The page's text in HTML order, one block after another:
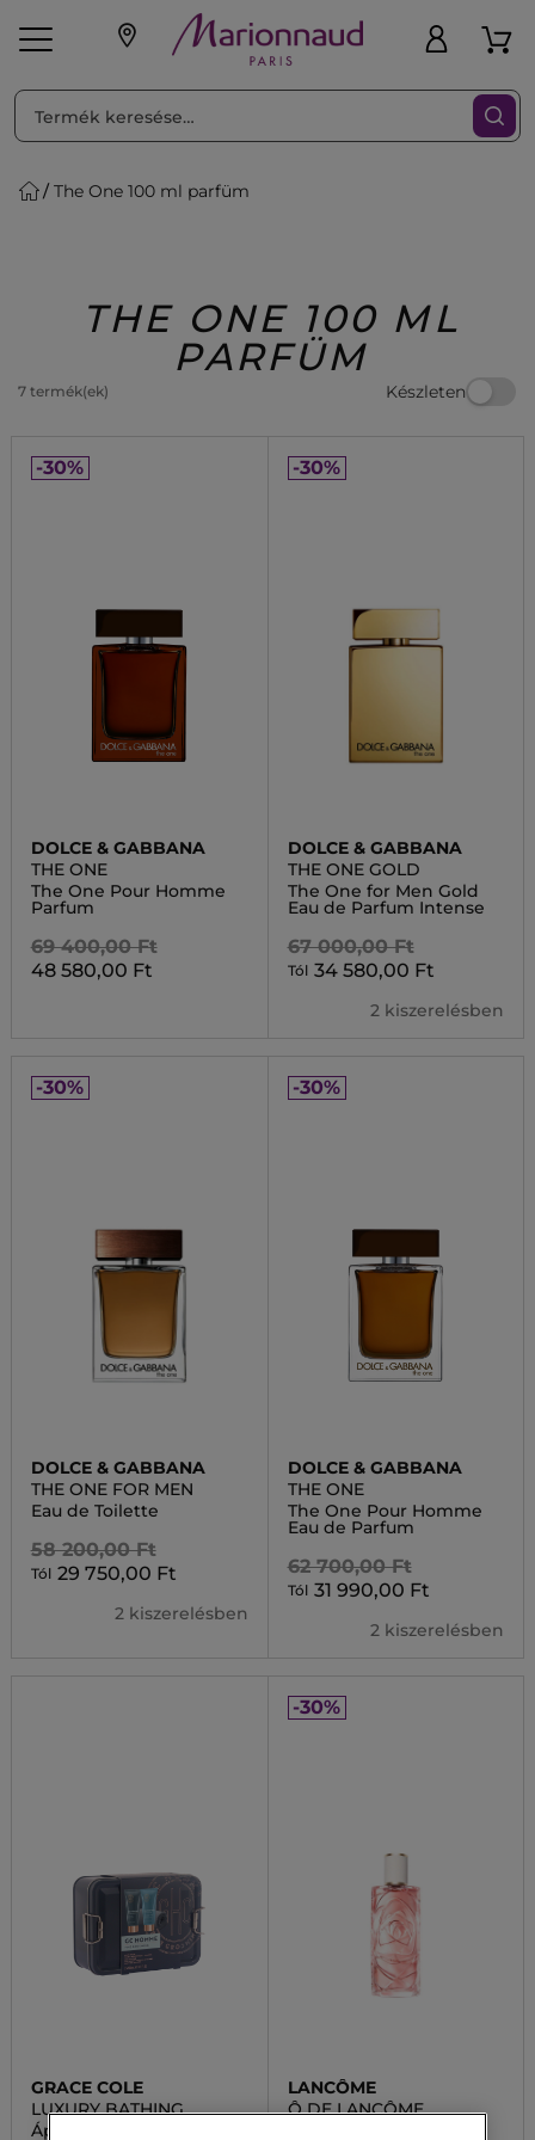
Parfüm
Beauty
The One 100 ml parfüm
THE ONE 100 ML
PARFÜM
7 termék(ek) Készleten
RENDEZéS Szűrő
-30%
DOLCE & GABBANA
THE ONE
The One Pour Homme
Parfum
69 400,00 Ft
48 580,00 Ft
-30%
DOLCE & GABBANA
THE ONE GOLD
The One for Men Gold
Eau de Parfum Intense
67 000,00 Ft
Tól 34 580,00 Ft
2 kiszerelésben
-30%
DOLCE & GABBANA
THE ONE FOR MEN
Eau de Toilette
58 200,00 Ft
Tól 29 750,00 Ft
2 kiszerelésben
-30%
DOLCE & GABBANA
THE ONE
The One Pour Homme
Eau de Parfum
62 700,00 Ft
Tól 31 990,00 Ft
2 kiszerelésben
GRACE COLE
LUXURY BATHING
Ápolókészlet On The Go
-30%
LANCÔME
Ô DE LANCÔME